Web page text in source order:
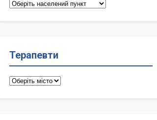
Сімейні
Терапевти
Терапевти